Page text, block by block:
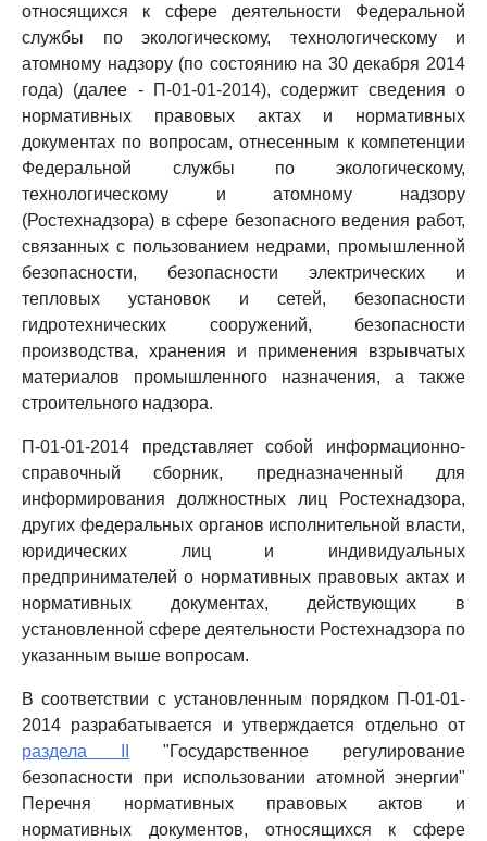
относящихся к сфере деятельности Федеральной
службы по экологическому, технологическому и
атомному надзору (по состоянию на 30 декабря 2014
года) (далее - П-01-01-2014), содержит сведения о
нормативных правовых актах и нормативных
документах по вопросам, отнесенным к компетенции
Федеральной службы по экологическому,
технологическому и атомному надзору
(Ростехнадзора) в сфере безопасного ведения работ,
связанных с пользованием недрами, промышленной
безопасности, безопасности электрических и
тепловых установок и сетей, безопасности
гидротехнических сооружений, безопасности
производства, хранения и применения взрывчатых
материалов промышленного назначения, а также
строительного надзора.
П-01-01-2014 представляет собой информационно-
справочный сборник, предназначенный для
информирования должностных лиц Ростехнадзора,
других федеральных органов исполнительной власти,
юридических лиц и индивидуальных
предпринимателей о нормативных правовых актах и
нормативных документах, действующих в
установленной сфере деятельности Ростехнадзора по
указанным выше вопросам.
В соответствии с установленным порядком П-01-01-
2014 разрабатывается и утверждается отдельно от
раздела II
"Государственное регулирование
безопасности при использовании атомной энергии"
Перечня нормативных правовых актов и
нормативных документов, относящихся к сфере